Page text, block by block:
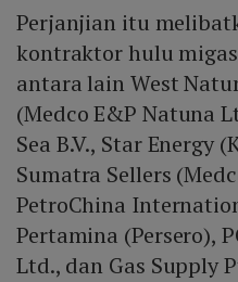
Perjanjian itu
kontraktor hulu
antara lain West
(Medco E&P Natuna
Sea B.V., Star Energy
Sumatra Sellers
PetroChina
Pertamina (Persero),
Ltd., dan Gas Supply